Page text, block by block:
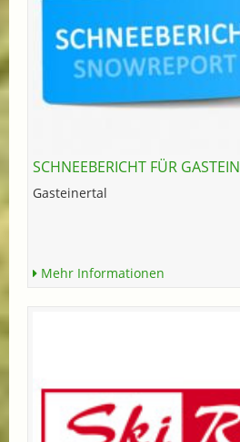
SCHNEEBERICHT FÜR GASTEIN
Gasteinertal
Mehr Informationen